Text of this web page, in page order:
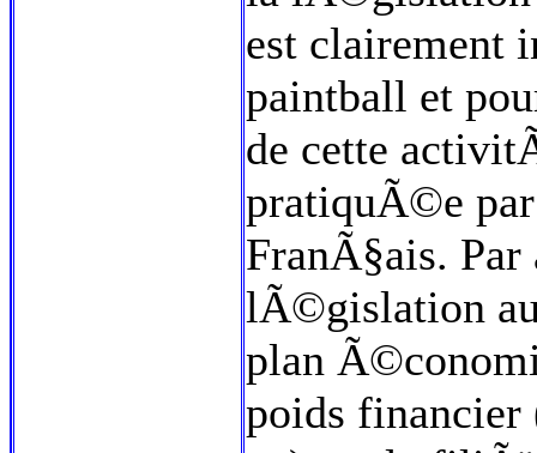
est clairement
paintball et
de cette
pratiquÃ©e
FranÃ§ais.
lÃ©gislation
plan
poids financier